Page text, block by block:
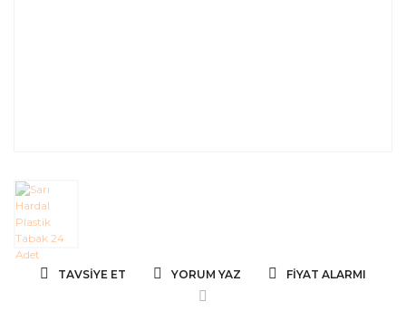
TAVSIYE ET YORUM YAZ FIYAT ALARMI